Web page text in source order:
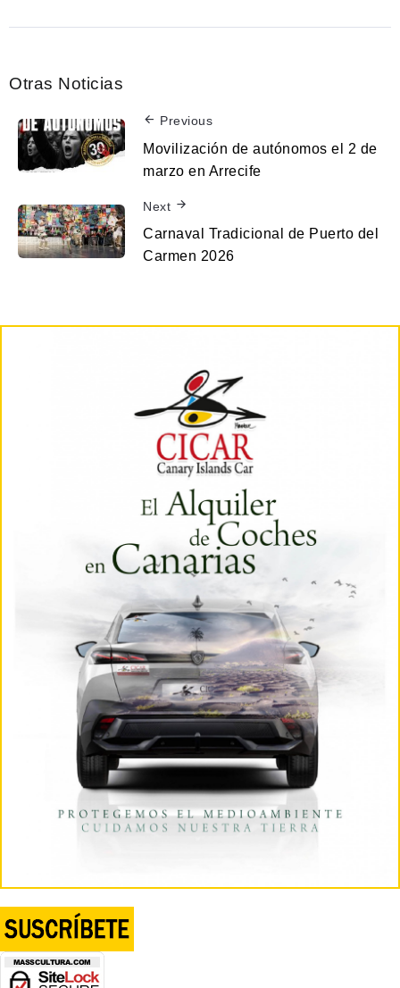
Otras Noticias
Previous
Movilización de autónomos el 2 de
marzo en Arrecife
Next
Carnaval Tradicional de Puerto del
Carmen 2026